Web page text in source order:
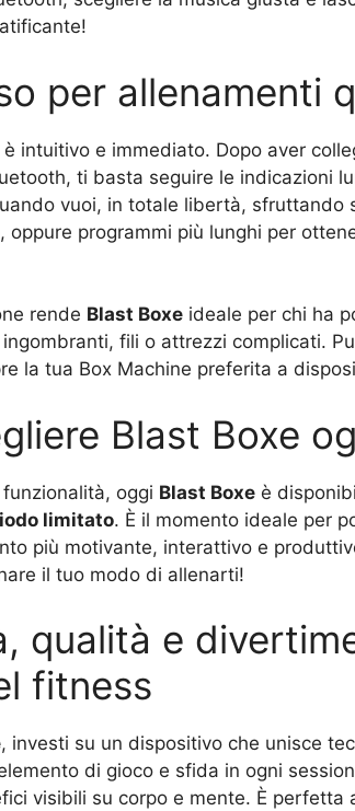
per allenamenti
è intuitivo e immediato. Dopo aver
ti basta seguire le indicazioni
vuoi, in totale libertà, sfruttando
oppure programmi più lunghi per
rende Blast Boxe ideale per chi ha
fili o attrezzi complicati.
la tua Box Machine preferita a
Blast Boxe
oggi Blast Boxe è
limitato. È il momento ideale per
più motivante, interattivo e
il tuo modo di allenarti!
qualità e
fitness
, investi su un dispositivo che unisce
di gioco e sfida in ogni
visibili su corpo e mente. È perfetta